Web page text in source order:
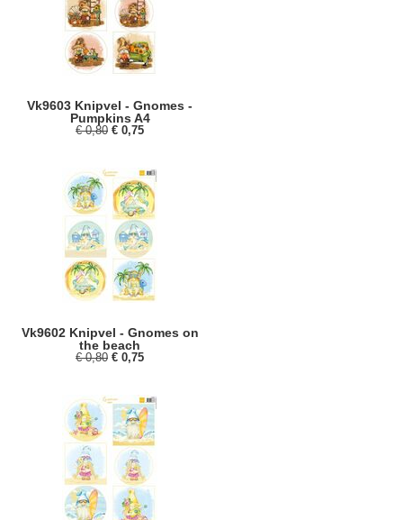
Vk9603 Knipvel - Gnomes -
Pumpkins A4
€ 0,80 € 0,75
Vk9602 Knipvel - Gnomes on
the beach
€ 0,80 € 0,75